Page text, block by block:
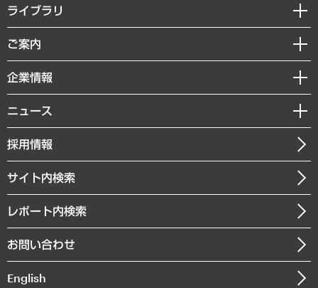
経営戦略
組織・人事戦略
デジタルイノベーション
共生・ダイバーシティ
GRC（ガバナンス・リスク・コンプライアンス）・防災（政策）
経済・産業・雇用・労働
まちづくり・観光・交通・スポーツ・スマートシティ
自然資源・農林水産業・食料システム
ライブラリ
経済調査
レポート
コラム
経営用語集
受託・受注実績（官公庁関連）
メディア掲載・出演
ご案内
セミナー・イベント情報
MUFGビジネスセミナー
受託案件情報
企業情報
私たちの想い
社長メッセージ
会社概要
沿革
組織図・本部部室紹介
インドネシア現地法人
ニュース
ニュースリリース
お知らせ
採用情報
サイト内検索
レポート内検索
お問い合わせ
English